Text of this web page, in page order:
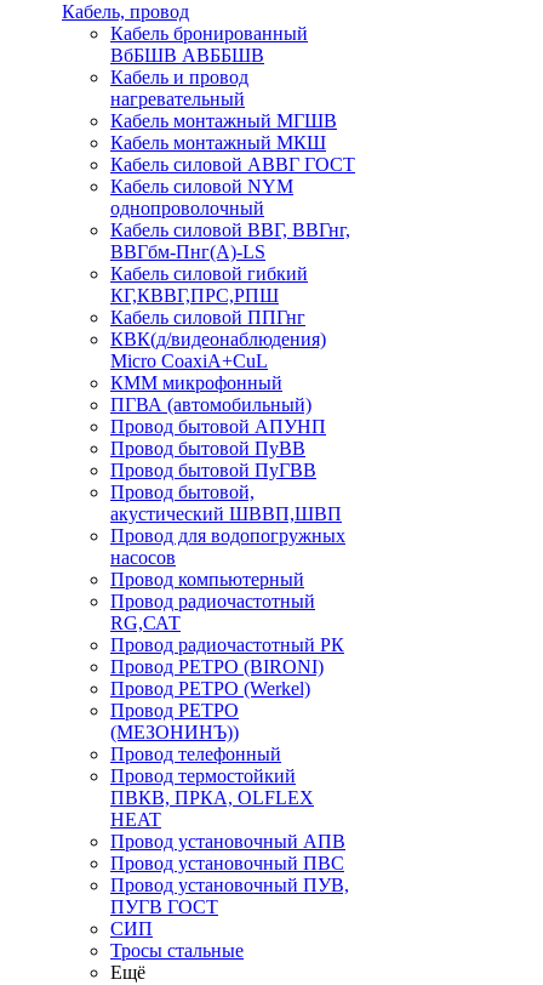
Кабель, провод
Кабель бронированный
ВбБШВ АВББШВ
Кабель и провод
нагревательный
Кабель монтажный МГШВ
Кабель монтажный МКШ
Кабель силовой АВВГ ГОСТ
Кабель силовой NYM
однопроволочный
Кабель силовой ВВГ, ВВГнг,
ВВГбм-Пнг(А)-LS
Кабель силовой гибкий
КГ,КВВГ,ПРС,РПШ
Кабель силовой ППГнг
КВК(д/видеонаблюдения)
Micro CoaxiA+CuL
КММ микрофонный
ПГВА (автомобильный)
Провод бытовой АПУНП
Провод бытовой ПуВВ
Провод бытовой ПуГВВ
Провод бытовой,
акустический ШВВП,ШВП
Провод для водопогружных
насосов
Провод компьютерный
Провод радиочастотный
RG,САТ
Провод радиочастотный РК
Провод РЕТРО (BIRONI)
Провод РЕТРО (Werkel)
Провод РЕТРО
(МЕЗОНИНЪ))
Провод телефонный
Провод термостойкий
ПВКВ, ПРКА, OLFLEX
HEAT
Провод установочный АПВ
Провод установочный ПВС
Провод установочный ПУВ,
ПУГВ ГОСТ
СИП
Тросы стальные
Ещё